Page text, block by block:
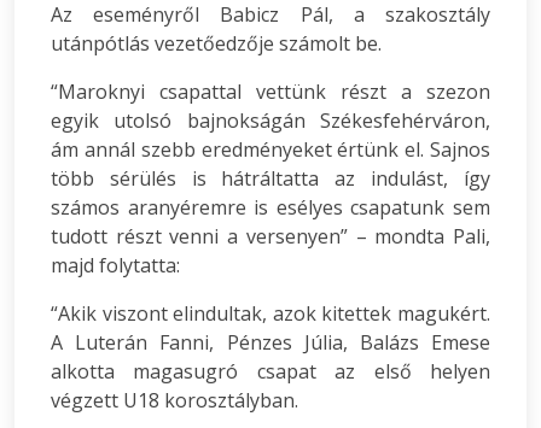
Az eseményről Babicz Pál, a szakosztály
utánpótlás vezetőedzője számolt be.
“Maroknyi csapattal vettünk részt a szezon
egyik utolsó bajnokságán Székesfehérváron,
ám annál szebb eredményeket értünk el. Sajnos
több sérülés is hátráltatta az indulást, így
számos aranyéremre is esélyes csapatunk sem
tudott részt venni a versenyen” – mondta Pali,
majd folytatta:
“Akik viszont elindultak, azok kitettek magukért.
A Luterán Fanni, Pénzes Júlia, Balázs Emese
alkotta magasugró csapat az első helyen
végzett U18 korosztályban.